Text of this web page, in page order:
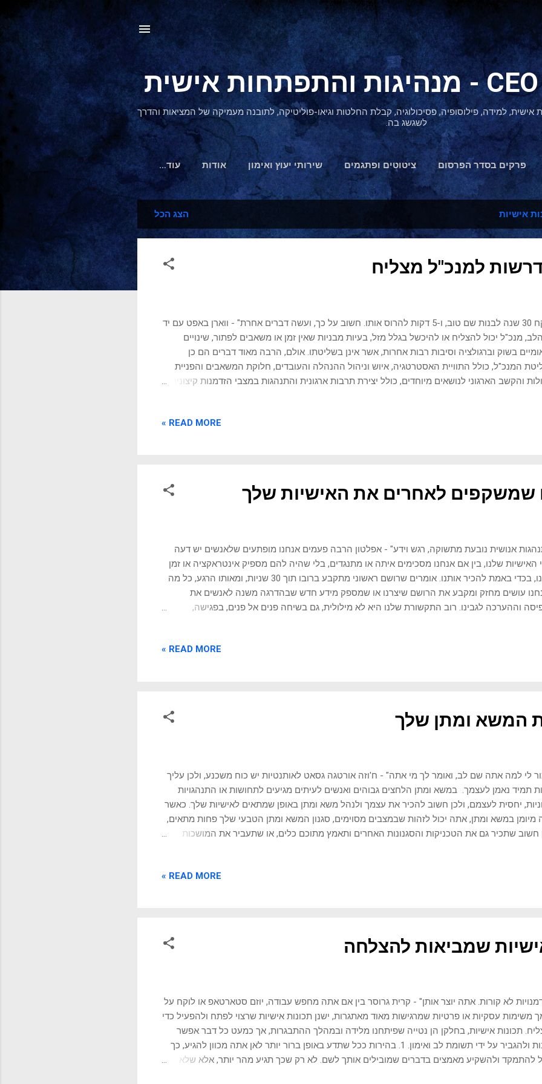
דילוג לתוכן הראשי
אישית, למידה, פילוסופיה, פסיכולוגיה, קבלת החלטות וגיאו-פוליטיקה, לתובנה מעמיקה של המציאות והדרך
לשגשג בה.
פרקים בסדר הפרסום ציטוטים ופתגמים שירותי יעוץ ואימון אודות ‏עוד…
הצהרת נגישות
אישיות הצג הכל
למנכ"ל מצליח
"לוקח 30 שנה לבנות שם טוב, ו-5 דקות להרוס אותו. חשוב על כך, ועשה דברים אחרת" - ווארן באפט עם יד
מנכ"ל יכול להצליח או להיכשל בגלל מזל, בעיות מבניות שאין זמן או משאבים לפתור, שינויים
בשוק וברגולציה וסיבות רבות אחרות, אשר אינן בשליטתו. אולם, הרבה מאוד דברים הם כן
המנכ"ל, כולל התוויית האסטרטגיה, איוש וניהול ההנהלה והעובדים, חלוקת המשאבים והפניית
והקשב הארגוני לנושאים מיוחדים, כולל יצירת תרבות ארגונית והתנהגות במצבי הזדמנות קיצונית
חייב להיות מודע להתנהגות שלו ולתקשורת שלו, וכיצד הם משפיעים על ההתנהגות והתפקוד של
READ MORE »
שמשקפים לאחרים את האישיות שלך
אנושית נובעת מתשוקה, רגש וידע" - אפלטון הרבה פעמים אנחנו מופתעים שלאנשים יש דעה
האישיות שלנו, בין אם אנחנו מסכימים איתה או מתנגדים, בלי שהיה להם מספיק אינטראקציה או זמן
איתנו, בכדי באמת להכיר אותנו. אומרים שרושם ראשוני מתקבע ברובו תוך 30 שניות, ומאותו הרגע, כל מה
עושים מחזק ומקבע את הרושם שיצרנו או שמספק מידע חדש שבהדרגה משנה לאנשים את
וההערכה לגבינו. רוב התקשורת שלנו היא לא מילולית, גם בשיחה פנים אל פנים, בפגישה,
קטנים, אנחנו משדרים מסרים שהם הרבה פחות בשליטה, ולכן כדאי לפתח גם אליהם, ודומיהם,
READ MORE »
המשא ומתן שלך
לי למה אתה שם לב, ואומר לך מי אתה" - ח'וזה אורטגה גסאט לאותנטיות יש כוח משכנע, ולכן עליך
תמיד נאמן לעצמך. במשא ומתן הלחצים גבוהים ואנשים לעיתים מגיעים לתחושות או התנהגויות
יחסית לעצמם, ולכן חשוב להכיר את עצמך ולנהל משא ומתן באופן שמתאים לאישיות שלך. כאשר
מיומן במשא ומתן, אתה יכול לזהות שבמצבים מסוימים, סגנון המשא ומתן הטבעי שלך פחות מתאים,
חשוב שתכיר גם את הטכניקות והסגנונות האחרים ותאמץ מתוכם כלים, או שתעביר את המושכות
ומתן. כך תוכל להיות אותנטי ליד שולחן המשא ומתן. הכר את עצמך • מהם שלושה ערכים החשובים
READ MORE »
שמביאות להצלחה
לא קורות. אתה יוצר אותן" - קרית גרוסר בין אם אתה מחפש עבודה, יוזם סטארטאפ או לוקח על
משימות עסקיות או פרטיות שמרגישות מאוד מאתגרות, ישנן תכונות אישיות שרצוי לפתח ולהפעיל כדי
תכונות אישיות, בחלקן הן נטייה שפיתחנו מלידה ובמהלך ההתבגרות, אך כמעט כל דבר אפשר
לשנות ולהגביר על ידי תשומת לב ואימון. 1. בהירות ככל שתדע באופן ברור יותר לאן אתה מכוון להגיע, כך
להתמקד ולהשקיע מאמצים בדברים שמובילים אותך לשם. לא רק שכך תגיע מהר יותר, אלא שלא